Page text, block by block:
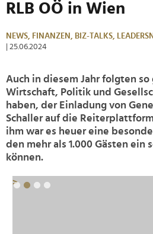
RLB OÖ in Wien
NEWS, FINANZEN, BIZ-TALKS,
| 25.06.2024
Auch in diesem Jahr folgten
Wirtschaft, Politik und
haben, der Einladung von
Schaller auf die
ihm war es heuer eine
den mehr als 1.000 Gästen ein
können.